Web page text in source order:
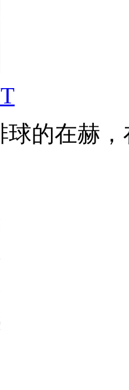
球的在赫，